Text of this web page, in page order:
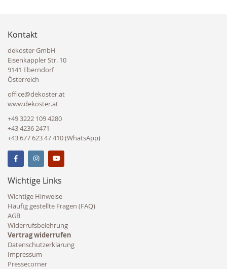
Kontakt
dekoster GmbH
Eisenkappler Str. 10
9141 Eberndorf
Österreich
office@dekoster.at
www.dekoster.at
+49 3222 109 4280
+43 4236 2471
+43 677 623 47 410 (WhatsApp)
Wichtige Links
Wichtige Hinweise
Häufig gestellte Fragen (FAQ)
AGB
Widerrufsbelehrung
Vertrag widerrufen
Datenschutzerklärung
Impressum
Pressecorner